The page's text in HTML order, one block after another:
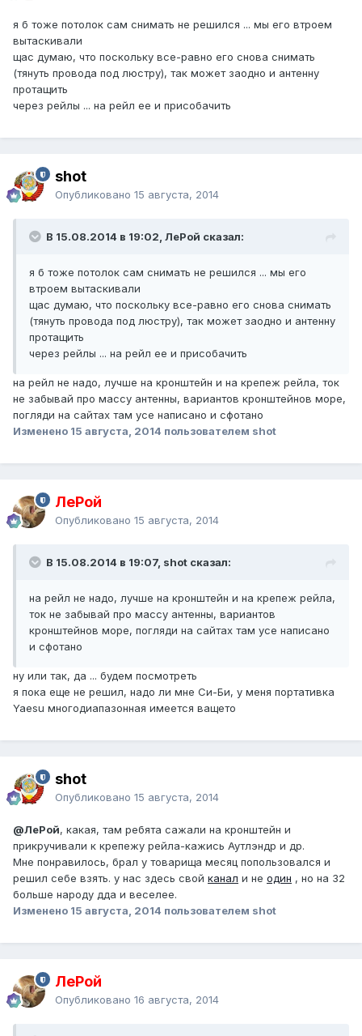
я б тоже потолок сам снимать не решился ... мы его втроем
вытаскивали
щас думаю, что поскольку все-равно его снова снимать
(тянуть провода под люстру), так может заодно и антенну
протащить
через рейлы ... на рейл ее и присобачить
shot
Опубликовано 15 августа, 2014
В 15.08.2014 в 19:02, ЛеРой сказал:
я б тоже потолок сам снимать не решился ... мы его
втроем вытаскивали
щас думаю, что поскольку все-равно его снова снимать
(тянуть провода под люстру), так может заодно и антенну
протащить
через рейлы ... на рейл ее и присобачить
на рейл не надо, лучше на кронштейн и на крепеж рейла, ток
не забывай про массу антенны, вариантов кронштейнов море,
погляди на сайтах там усе написано и сфотано
Изменено 15 августа, 2014 пользователем shot
ЛеРой
Опубликовано 15 августа, 2014
В 15.08.2014 в 19:07, shot сказал:
на рейл не надо, лучше на кронштейн и на крепеж рейла,
ток не забывай про массу антенны, вариантов
кронштейнов море, погляди на сайтах там усе написано
и сфотано
ну или так, да ... будем посмотреть
я пока еще не решил, надо ли мне Си-Би, у меня портативка
Yaesu многодиапазонная имеется ващето
shot
Опубликовано 15 августа, 2014
@ЛеРой, какая, там ребята сажали на кронштейн и
прикручивали к крепежу рейла-кажись Аутлэндр и др.
Мне понравилось, брал у товарища месяц попользовался и
решил себе взять. у нас здесь свой канал и не один , но на 32
больше народу дда и веселее.
Изменено 15 августа, 2014 пользователем shot
ЛеРой
Опубликовано 16 августа, 2014